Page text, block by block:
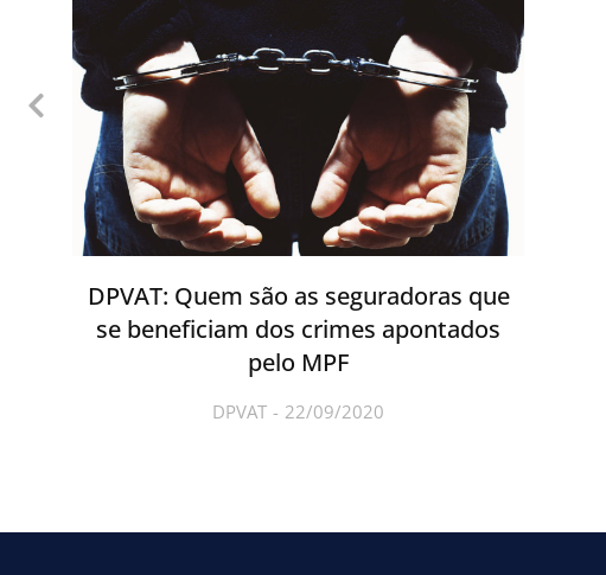
DPVAT: Quem são as seguradoras que
se beneficiam dos crimes apontados
pelo MPF
DPVAT 22/09/2020